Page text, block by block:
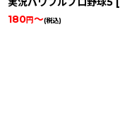
180円～(税込)